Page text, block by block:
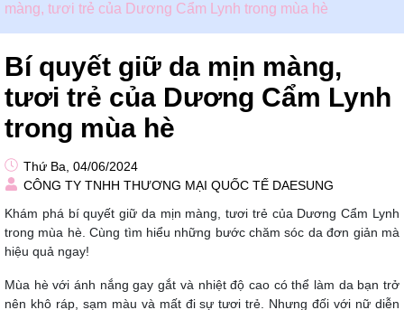
màng, tươi trẻ của Dương Cẩm Lynh trong mùa hè
Bí quyết giữ da mịn màng,
tươi trẻ của Dương Cẩm Lynh
trong mùa hè
Thứ Ba, 04/06/2024
CÔNG TY TNHH THƯƠNG MẠI QUỐC TẾ DAESUNG
Khám phá bí quyết giữ da mịn màng, tươi trẻ của Dương Cẩm Lynh
trong mùa hè. Cùng tìm hiểu những bước chăm sóc da đơn giản mà
hiệu quả ngay!
Mùa hè với ánh nắng gay gắt và nhiệt độ cao có thể làm da bạn trở
nên khô ráp, sạm màu và mất đi sự tươi trẻ. Nhưng đối với nữ diễn